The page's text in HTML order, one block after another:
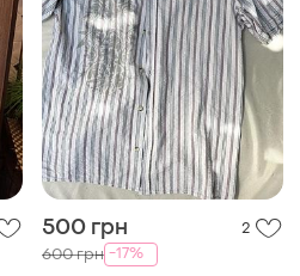
500 грн 2
600 грн -17%